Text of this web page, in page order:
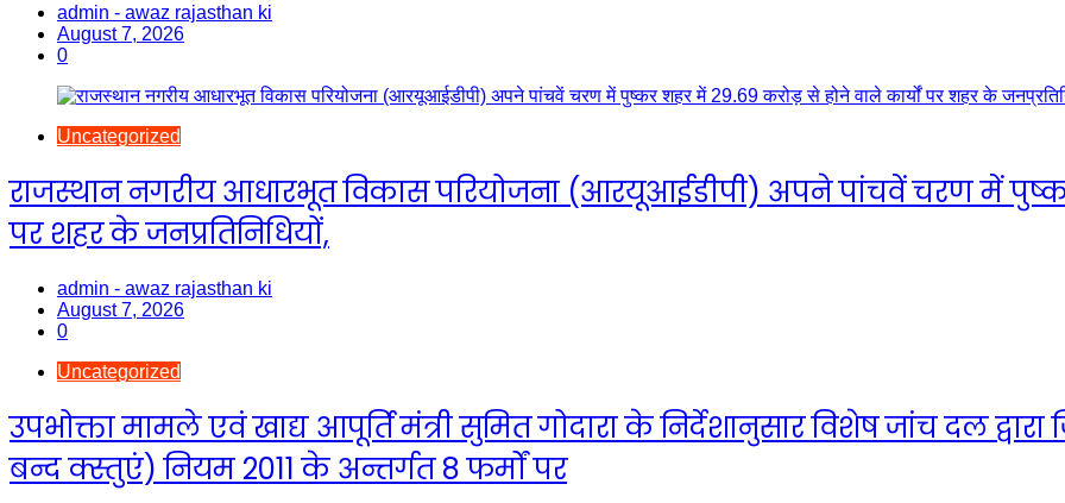
admin - awaz rajasthan ki
August 7, 2026
0
Uncategorized
राजस्थान नगरीय आधारभूत विकास परियोजना (आरयूआईडीपी) अपने पांचवें चरण में
पर शहर के जनप्रतिनिधियों,
admin - awaz rajasthan ki
August 7, 2026
0
Uncategorized
उपभोक्ता मामले एवं खाद्य आपूर्ति मंत्री सुमित गोदारा के निर्देशानुसार विशेष जांच दल
बन्द क्स्तुएं) नियम 2011 के अन्तर्गत 8 फर्मों पर